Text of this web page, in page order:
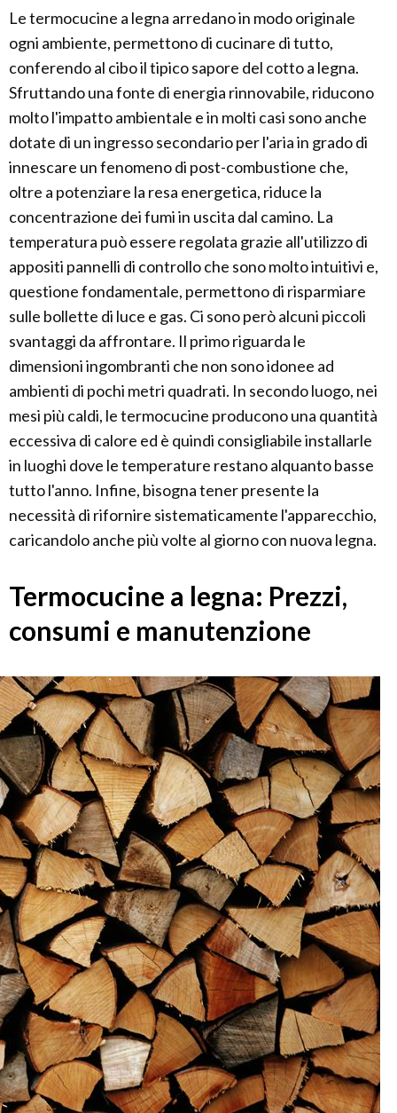
Le termocucine a legna arredano in modo originale
ogni ambiente, permettono di cucinare di tutto,
conferendo al cibo il tipico sapore del cotto a legna.
Sfruttando una fonte di energia rinnovabile, riducono
molto l'impatto ambientale e in molti casi sono anche
dotate di un ingresso secondario per l'aria in grado di
innescare un fenomeno di post-combustione che,
oltre a potenziare la resa energetica, riduce la
concentrazione dei fumi in uscita dal camino. La
temperatura può essere regolata grazie all'utilizzo di
appositi pannelli di controllo che sono molto intuitivi e,
questione fondamentale, permettono di risparmiare
sulle bollette di luce e gas. Ci sono però alcuni piccoli
svantaggi da affrontare. Il primo riguarda le
dimensioni ingombranti che non sono idonee ad
ambienti di pochi metri quadrati. In secondo luogo, nei
mesi più caldi, le termocucine producono una quantità
eccessiva di calore ed è quindi consigliabile installarle
in luoghi dove le temperature restano alquanto basse
tutto l'anno. Infine, bisogna tener presente la
necessità di rifornire sistematicamente l'apparecchio,
caricandolo anche più volte al giorno con nuova legna.
Termocucine a legna: Prezzi,
consumi e manutenzione